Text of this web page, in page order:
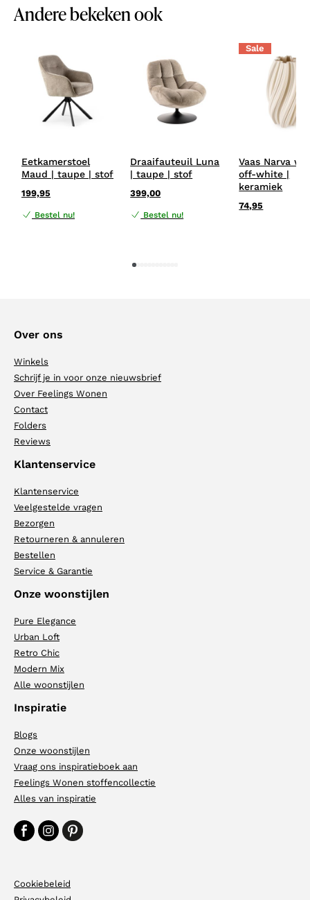
Andere bekeken ook
Eetkamerstoel
Maud | taupe | stof
199,95
Bestel nu!
Draaifauteuil Luna
| taupe | stof
399,00
Bestel nu!
Sale
Vaas Narva
off-white |
keramiek
74,95
1
Over ons
Winkels
Schrijf je in voor onze nieuwsbrief
Over Feelings Wonen
Contact
Folders
Reviews
Klantenservice
Klantenservice
Veelgestelde vragen
Bezorgen
Retourneren & annuleren
Bestellen
Service & Garantie
Onze woonstijlen
Pure Elegance
Urban Loft
Retro Chic
Modern Mix
Alle woonstijlen
Inspiratie
Blogs
Onze woonstijlen
Vraag ons inspiratieboek aan
Feelings Wonen stoffencollectie
Alles van inspiratie
Cookiebeleid